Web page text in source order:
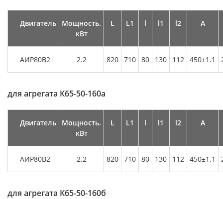
Двигатель
Мощность.
кВт
L L1 l l1 l2 А
АИР80В2 2.2 820 710 80 130 112 450±1.1
для агрегата К65-50-160а
Двигатель
Мощность.
кВт
L L1 l l1 l2 А
АИР80В2 2.2 820 710 80 130 112 450±1.1
для агрегата К65-50-160б